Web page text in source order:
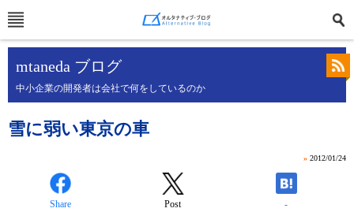
mtaneda ブログ
中小企業の開発者は会社で何をしているのか
雪に弱い東京の車
» 2012/01/24
Share Post -